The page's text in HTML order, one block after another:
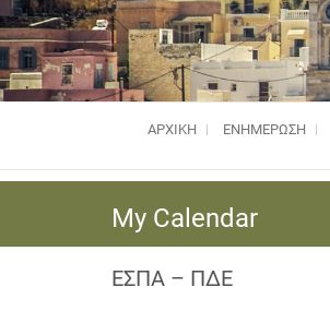
ΑΡΧΙΚΗ ΕΝΗΜΈΡΩΣΗ
My Calendar
ΕΣΠΑ – ΠΔΕ